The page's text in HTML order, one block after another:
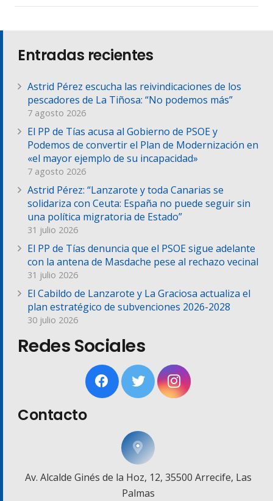
Entradas recientes
Astrid Pérez escucha las reivindicaciones de los
pescadores de La Tiñosa: “No podemos más”
7 agosto 2026
El PP de Tías acusa al Gobierno de PSOE y
Podemos de convertir el Plan de Modernización en
«el mayor ejemplo de su incapacidad»
7 agosto 2026
Astrid Pérez: “Lanzarote y toda Canarias se
solidariza con Ceuta: España no puede seguir sin
una política migratoria de Estado”
31 julio 2026
El PP de Tías denuncia que el PSOE sigue adelante
con la antena de Masdache pese al rechazo vecinal
31 julio 2026
El Cabildo de Lanzarote y La Graciosa actualiza el
plan estratégico de subvenciones 2026-2028
30 julio 2026
Redes Sociales
Contacto
Av. Alcalde Ginés de la Hoz, 12, 35500 Arrecife, Las
Palmas